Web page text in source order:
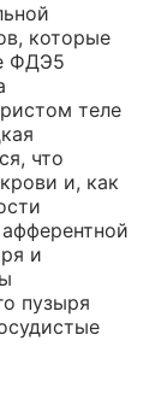
которые
ФДЭ5
теле
что
и, как
и
пузыря